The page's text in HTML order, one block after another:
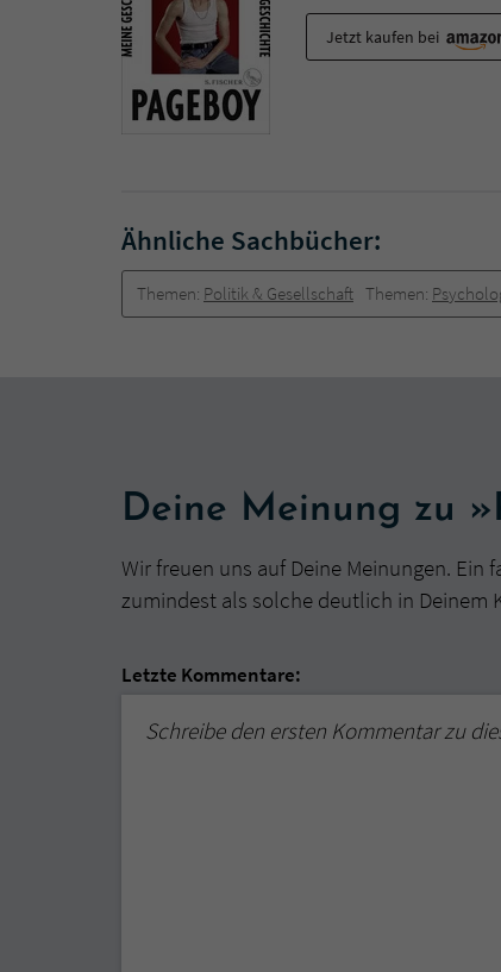
Jetzt kaufen bei
Ähnliche Sachbücher:
Themen: Politik & Gesellschaft Themen:
Deine Meinung zu
Wir freuen uns auf Deine Meinungen.
zumindest als solche deutlich in Deinem
Letzte Kommentare:
Schreibe den ersten Kommentar zu